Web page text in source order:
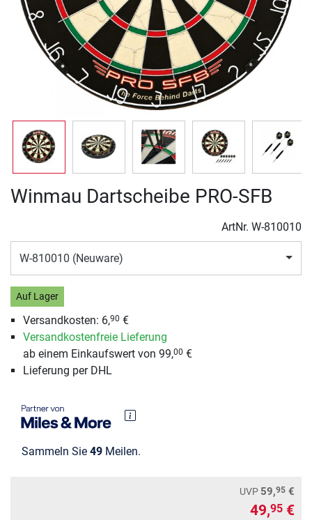
Winmau Dartscheibe PRO-SFB
ArtNr. W-810010
W-810010 (Neuware)
Auf Lager
Versandkosten: 6,90 €
Versandkostenfreie Lieferung
ab einem Einkaufswert von 99,00 €
Lieferung per DHL
Sammeln Sie 49 Meilen.
UVP 59,95 €
49,95 €